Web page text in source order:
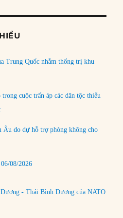
Trung Quốc nhằm thống trị khu
cuộc trấn áp các dân tộc thiểu
Âu do dự hỗ trợ phòng không cho
08/2026
- Thái Bình Dương của NATO